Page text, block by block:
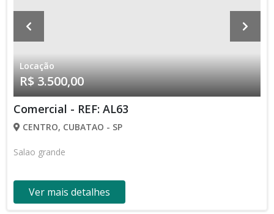
Locação
R$ 3.500,00
Comercial - REF: AL63
CENTRO, CUBATAO - SP
Salao grande
Ver mais detalhes